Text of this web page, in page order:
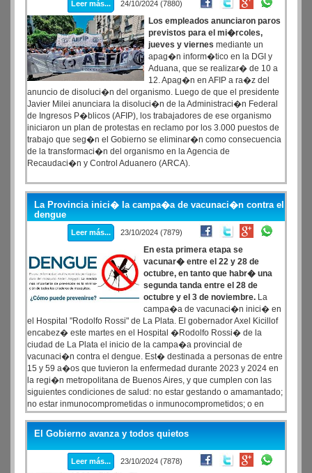
Leer más... 24/10/2024 (7880)
Los empleados anunciaron paros
previstos para el mi�rcoles,
jueves y viernes mediante un
apag�n inform�tico en la DGI y
Aduana, que se realizar� de 10 a
12. Apag�n en AFIP a ra�z del
anuncio de disoluci�n del organismo. Luego de que el presidente
Javier Milei anunciara la disoluci�n de la Administraci�n Federal
de Ingresos P�blicos (AFIP), los trabajadores de ese organismo
iniciaron un plan de protestas en reclamo por los 3.000 puestos de
trabajo que seg�n el Gobierno se eliminar�n como consecuencia
de la transformaci�n del organismo en la Agencia de
Recaudaci�n y Control Aduanero (ARCA).
La Provincia inici� la campa�a de vacunaci�n contra el
dengue
Leer más... 23/10/2024 (7879)
En esta primera etapa se
vacunar� entre el 22 y 28 de
octubre, en tanto que habr� una
segunda tanda entre el 28 de
octubre y el 3 de noviembre. La
campa�a de vacunaci�n inici� en
el Hospital "Rodolfo Rossi" de La Plata. El gobernador Axel Kicillof
encabez� este martes en el Hospital �Rodolfo Rossi� de la
ciudad de La Plata el inicio de la campa�a provincial de
vacunaci�n contra el dengue. Est� destinada a personas de entre
15 y 59 a�os que tuvieron la enfermedad durante 2023 y 2024 en
la regi�n metropolitana de Buenos Aires, y que cumplen con las
siguientes condiciones de salud: no estar gestando o amamantado;
no estar inmunocomprometidas o inmunocomprometidos; o en
tratamiento de quimioterapia o corticoides a altas dosis.
El Gobierno avanza y todos quietos
Leer más... 23/10/2024 (7878)